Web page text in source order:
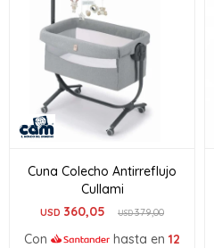
Cuna Colecho Antirreflujo
Cullami
USD 360,05 USD379,00
Con hasta en 12